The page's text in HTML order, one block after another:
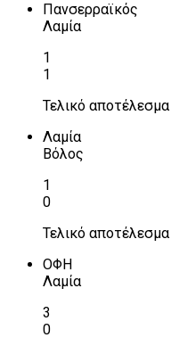
Πανσερραϊκός
Λαμία
1
1
Τελικό αποτέλεσμα
Λαμία
Βόλος
1
0
Τελικό αποτέλεσμα
ΟΦΗ
Λαμία
3
0